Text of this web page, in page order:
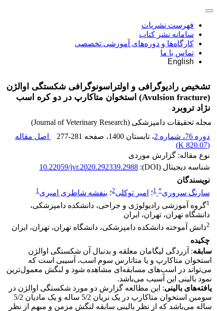
فهرست نشریات
سامانه نشر کتاب
کارگاه‌ها و دوره‌های آموزشی تخصصی
تماس با ما
English
تشخیص رادیوگرافی و اولتراسونوگرافی شکستگی اوالژن
(Avulsion fracture) استخوان متاکارپ در دو کره اسب
نژاد تروبرد
مجله تحقیقات دامپزشکی (Journal of Veterinary Research)
دوره 76، شماره 2
، تابستان 1400 ، صفحه 277-281
اصل مقاله
(
820.07 K
)
نوع مقاله: گزارش موردی
شناسه دیجیتال (DOI):
10.22059/jvr.2020.292339.2988
نویسندگان
سارنگ سروری*
1؛ امیر توکلی2؛ بنفشه شاطری امیری1
1گروه آموزشی رادیولوژی و جراحی، دانشکده دامپزشکی،
دانشگاه تهران، تهران، ایران
2دانش آموخته دانشکده دامپزشکی، دانشگاه تهران، تهران، ایران
چکیده
سابقه: آزردگی لیگامان معلقه و بدنبال آن شکستگی اوالژن
استخوان متاکارپ و یا متاتارس سوم اسب، آسیبی است که
می‌تواند در اسب‌های مسابقه‌ای مشاهده شود و لنگش معمول‌ترین
نمود بالینی این آسیب می‌باشد.
یافته‌های بالینی: این مطالعه گزارش دو مورد شکستگی اوالژن در
سومین استخوان متاکارپ در یک نریان 5/2 ساله و یک مادیان 5/2
ساله می‌باشد که از نظر بالینی سابقه لنگش مزمن و مبهم از نظر